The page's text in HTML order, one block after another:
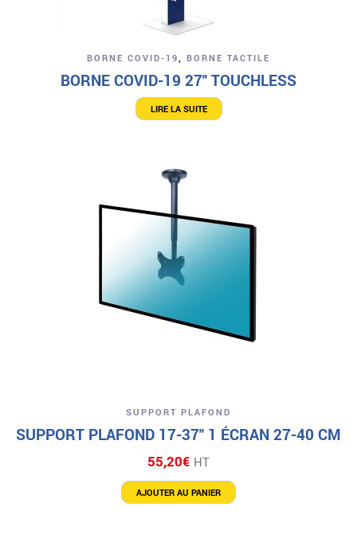
BORNE COVID-19 BORNE TACTILE
BORNE COVID-19 27″ TOUCHLESS
LIRE LA SUITE
SUPPORT PLAFOND
SUPPORT PLAFOND 17-37″ 1 ÉCRAN 27-40 CM
55,20€ HT
AJOUTER AU PANIER